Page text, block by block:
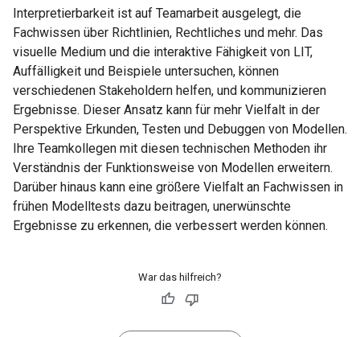
Interpretierbarkeit ist auf Teamarbeit ausgelegt, die
Fachwissen über Richtlinien, Rechtliches und mehr. Das
visuelle Medium und die interaktive Fähigkeit von LIT,
Auffälligkeit und Beispiele untersuchen, können
verschiedenen Stakeholdern helfen, und kommunizieren
Ergebnisse. Dieser Ansatz kann für mehr Vielfalt in der
Perspektive Erkunden, Testen und Debuggen von Modellen.
Ihre Teamkollegen mit diesen technischen Methoden ihr
Verständnis der Funktionsweise von Modellen erweitern.
Darüber hinaus kann eine größere Vielfalt an Fachwissen in
frühen Modelltests dazu beitragen, unerwünschte
Ergebnisse zu erkennen, die verbessert werden können.
War das hilfreich?